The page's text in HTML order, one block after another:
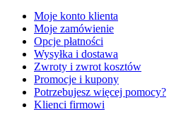
Moje konto klienta
Moje zamówienie
Opcje płatności
Wysyłka i dostawa
Zwroty i zwrot kosztów
Promocje i kupony
Potrzebujesz więcej pomocy?
Klienci firmowi